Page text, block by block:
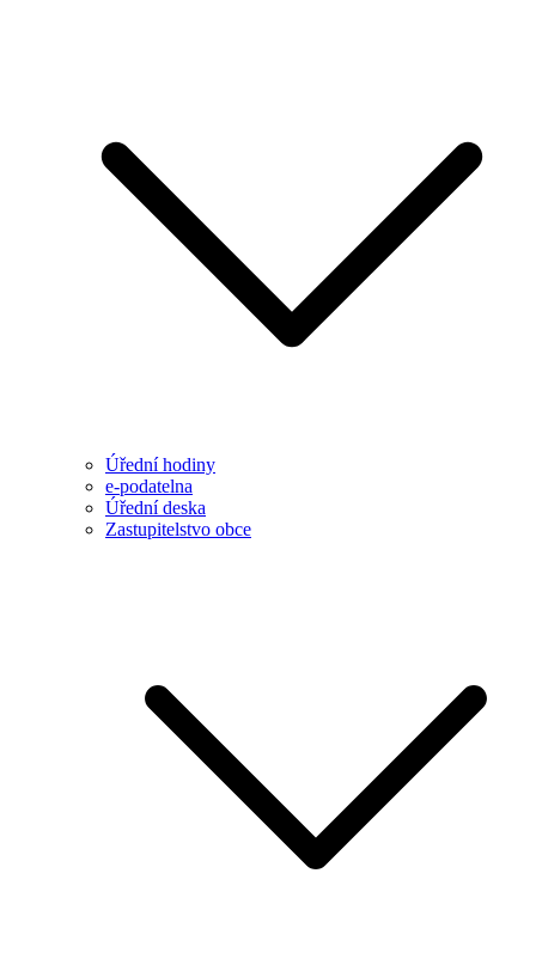
Úřední hodiny
e-podatelna
Úřední deska
Zastupitelstvo obce